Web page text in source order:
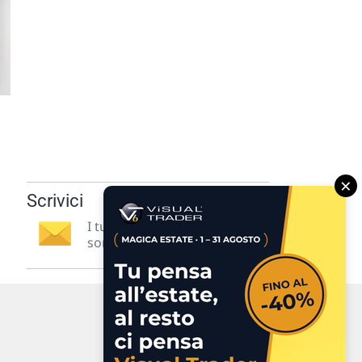
Scrivici
I tuoi suggerimenti per noi
sono preziosi e molto utili! »
×